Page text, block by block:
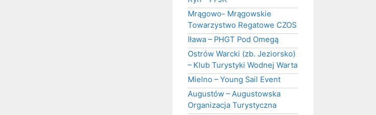
Mrągowo- Mrągowskie
Towarzystwo Regatowe CZOS
Iława – PHGT Pod Omegą
Ostrów Warcki (zb. Jeziorsko)
– Klub Turystyki Wodnej Warta
Mielno – Young Sail Event
Augustów – Augustowska
Organizacja Turystyczna